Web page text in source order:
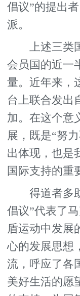
倡议”的提出
派。
上述三类国
会员国的近一
量。近年来，
台上联合发出
加。在这个意
展，既是“努
出体现，也是
国际支持的重
得道者多助
倡议”代表了
盾运动中发展
心的发展思想
流，呼应了各
美好生活的愿